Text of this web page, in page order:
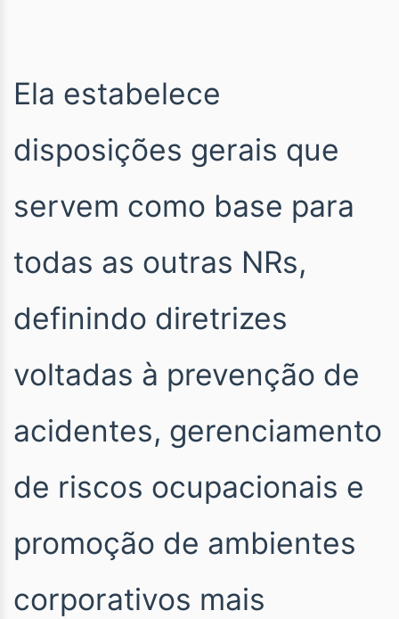
Ela estabelece
disposições gerais que
servem como base para
todas as outras NRs,
definindo diretrizes
voltadas à prevenção de
acidentes, gerenciamento
de riscos ocupacionais e
promoção de ambientes
corporativos mais